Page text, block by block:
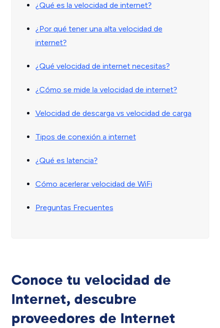
¿Qué es la velocidad de internet?
¿Por qué tener una alta velocidad de
internet?
¿Qué velocidad de internet necesitas?
¿Cómo se mide la velocidad de internet?
Velocidad de descarga vs velocidad de carga
Tipos de conexión a internet
¿Qué es latencia?
Cómo acerlerar velocidad de WiFi
Preguntas Frecuentes
Conoce tu velocidad de
Internet, descubre
proveedores de Internet